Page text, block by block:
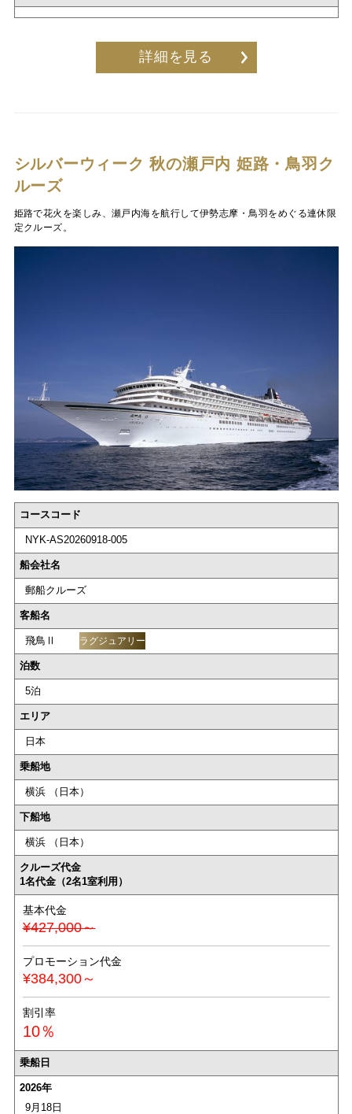
詳細を見る
シルバーウィーク 秋の瀬戸内 姫路・鳥羽ク
ルーズ
姫路で花火を楽しみ、瀬戸内海を航行して伊勢志摩・鳥羽をめぐる連休限
定クルーズ。
コースコード
NYK-AS20260918-005
船会社名
郵船クルーズ
客船名
飛鳥Ⅱ ラグジュアリー
泊数
5泊
エリア
日本
乗船地
横浜 （日本）
下船地
横浜 （日本）
クルーズ代金
1名代金（2名1室利用）
基本代金
¥427,000～
プロモーション代金
¥384,300～
割引率
10％
乗船日
2026年
9月18日